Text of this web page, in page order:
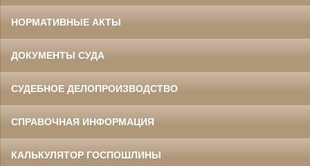
НОРМАТИВНЫЕ АКТЫ
ДОКУМЕНТЫ СУДА
СУДЕБНОЕ ДЕЛОПРОИЗВОДСТВО
СПРАВОЧНАЯ ИНФОРМАЦИЯ
КАЛЬКУЛЯТОР ГОСПОШЛИНЫ